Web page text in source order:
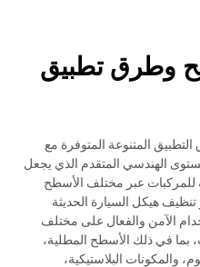
وطرق تطبيق
المتنوعة المتوفرة مع
الهندسي المتقدم الذي يجعل
للمركبات عبر مختلف الأسطح
هيكل السيارة الحديثة
الآمن والفعال على مختلف
بما في ذلك الأسطح المطلية،
والمكونات البلاستيكية،